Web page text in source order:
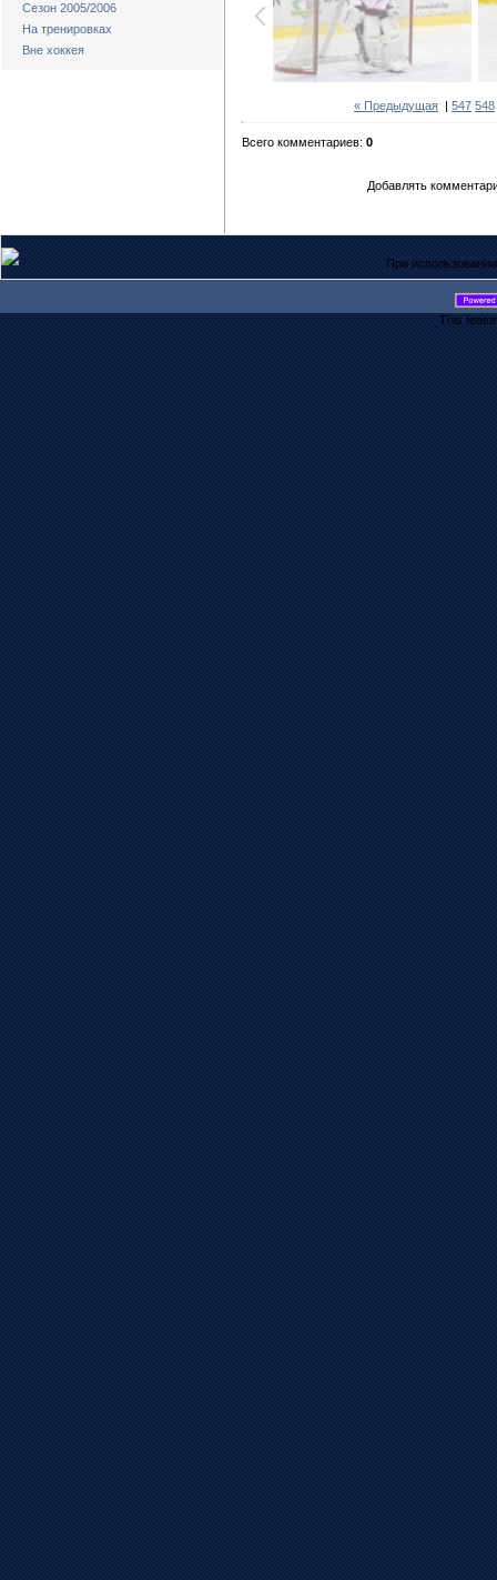
Сезон 2005/2006
На тренировках
Вне хоккея
« Предыдущая | 547 548
Всего комментариев: 0
Добавлять
При
This